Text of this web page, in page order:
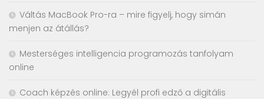
Váltás MacBook Pro-ra – mire figyelj, hogy simán
menjen az átállás?
Mesterséges intelligencia programozás tanfolyam
online
Coach képzés online: Legyél profi edző a digitális